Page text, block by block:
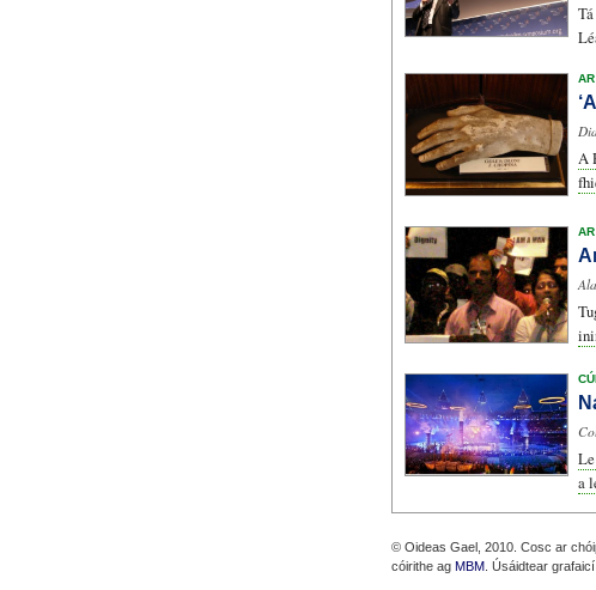
Tá
A
a
© Oideas Gael, 2010. Cosc ar
cóirithe ag MBM . Úsáidtear